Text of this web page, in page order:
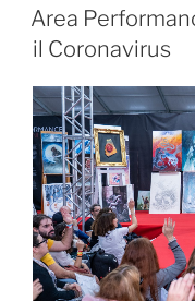
IL
Area
il Coronavirus